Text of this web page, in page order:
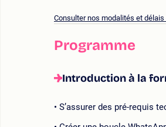
Consulter nos modalités et délais
Programme
Introduction à la
S’assurer des pré-requis